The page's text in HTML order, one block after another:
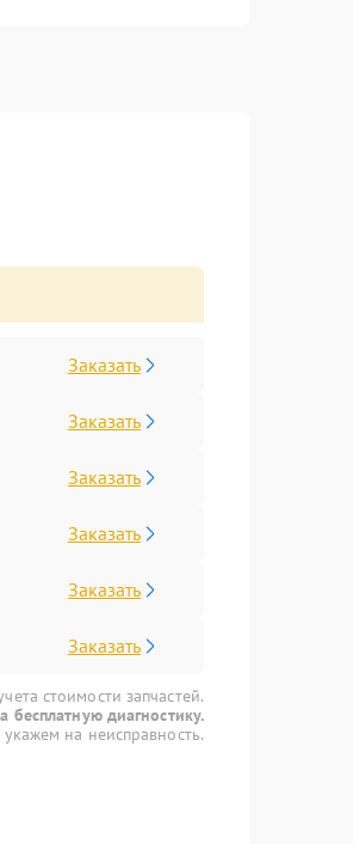
Заказать
Заказать
Заказать
Заказать
Заказать
Заказать
стоимости запчастей.
бесплатную диагностику.
на неисправность.